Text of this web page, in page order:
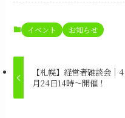
イベント お知らせ
【札幌】経営者雑談会｜4
月24日14時～開催！